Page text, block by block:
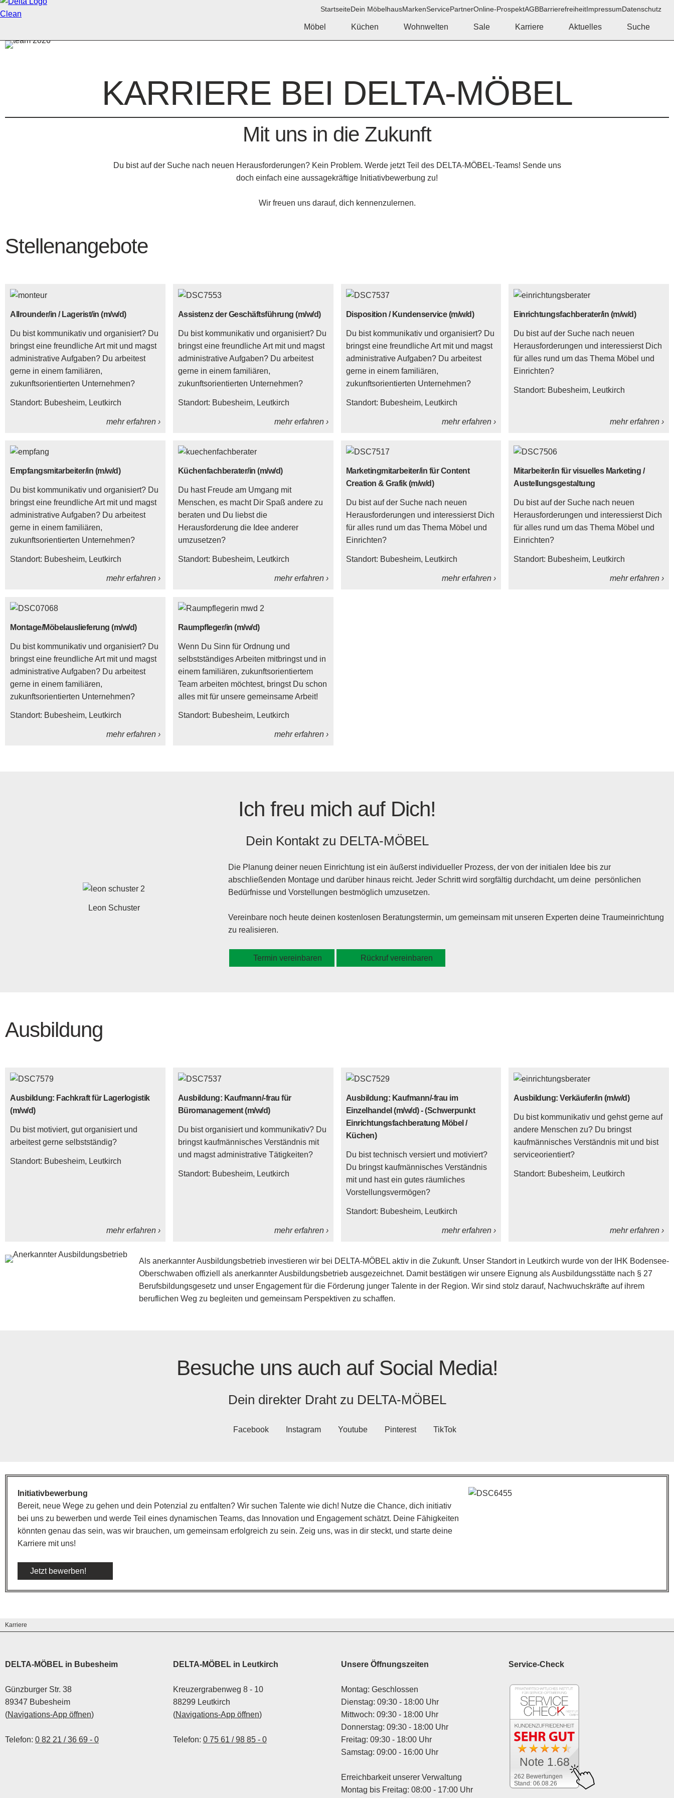
Möbel Küchen Wohnwelten Sale Karriere Aktuelles Suche
StartseiteDein MöbelhausMarkenServicePartnerOnline-ProspektAGBBarrierefreiheitImpressumDatenschutz
KARRIERE BEI DELTA-MÖBEL
Mit uns in die Zukunft
Du bist auf der Suche nach neuen Herausforderungen? Kein Problem. Werde jetzt Teil des DELTA-MÖBEL-Teams! Sende uns
doch einfach eine aussagekräftige Initiativbewerbung zu!
Wir freuen uns darauf, dich kennenzulernen.
Stellenangebote
Allrounder/in / Lagerist/in (m/w/d)
Du bist kommunikativ und organisiert? Du
bringst eine freundliche Art mit und magst
administrative Aufgaben? Du arbeitest
gerne in einem familiären,
zukunftsorientierten Unternehmen?
Standort: Bubesheim Leutkirch
mehr erfahren ›
Assistenz der Geschäftsführung (m/w/d)
Du bist kommunikativ und organisiert? Du
bringst eine freundliche Art mit und magst
administrative Aufgaben? Du arbeitest
gerne in einem familiären,
zukunftsorientierten Unternehmen?
Standort: Bubesheim Leutkirch
mehr erfahren ›
Disposition / Kundenservice (m/w/d)
Du bist kommunikativ und organisiert? Du
bringst eine freundliche Art mit und magst
administrative Aufgaben? Du arbeitest
gerne in einem familiären,
zukunftsorientierten Unternehmen?
Standort: Bubesheim Leutkirch
mehr erfahren ›
Einrichtungsfachberater/in (m/w/d)
Du bist auf der Suche nach neuen
Herausforderungen und interessierst Dich
für alles rund um das Thema Möbel und
Einrichten?
Standort: Bubesheim Leutkirch
mehr erfahren ›
Empfangsmitarbeiter/in (m/w/d)
Du bist kommunikativ und organisiert? Du
bringst eine freundliche Art mit und magst
administrative Aufgaben? Du arbeitest
gerne in einem familiären,
zukunftsorientierten Unternehmen?
Standort: Bubesheim Leutkirch
mehr erfahren ›
Küchenfachberater/in (m/w/d)
Du hast Freude am Umgang mit
Menschen, es macht Dir Spaß andere zu
beraten und Du liebst die
Herausforderung die Idee anderer
umzusetzen?
Standort: Bubesheim Leutkirch
mehr erfahren ›
Marketingmitarbeiter/in für Content
Creation & Grafik (m/w/d)
Du bist auf der Suche nach neuen
Herausforderungen und interessierst Dich
für alles rund um das Thema Möbel und
Einrichten?
Standort: Bubesheim Leutkirch
mehr erfahren ›
Mitarbeiter/in für visuelles Marketing /
Austellungsgestaltung
Du bist auf der Suche nach neuen
Herausforderungen und interessierst Dich
für alles rund um das Thema Möbel und
Einrichten?
Standort: Bubesheim Leutkirch
mehr erfahren ›
Montage/Möbelauslieferung (m/w/d)
Du bist kommunikativ und organisiert? Du
bringst eine freundliche Art mit und magst
administrative Aufgaben? Du arbeitest
gerne in einem familiären,
zukunftsorientierten Unternehmen?
Standort: Bubesheim Leutkirch
mehr erfahren ›
Raumpfleger/in (m/w/d)
Wenn Du Sinn für Ordnung und
selbstständiges Arbeiten mitbringst und in
einem familiären, zukunftsorientiertem
Team arbeiten möchtest, bringst Du schon
alles mit für unsere gemeinsame Arbeit!
Standort: Bubesheim Leutkirch
mehr erfahren ›
Ich freu mich auf Dich!
Dein Kontakt zu DELTA-MÖBEL
Leon Schuster
Die Planung deiner neuen Einrichtung ist ein äußerst individueller Prozess, der von der initialen Idee bis zur
abschließenden Montage und darüber hinaus reicht. Jeder Schritt wird sorgfältig durchdacht, um deine persönlichen
Bedürfnisse und Vorstellungen bestmöglich umzusetzen.
Vereinbare noch heute deinen kostenlosen Beratungstermin, um gemeinsam mit unseren Experten deine Traumeinrichtung
zu realisieren.
Termin vereinbaren Rückruf vereinbaren
Ausbildung
Ausbildung: Fachkraft für Lagerlogistik
(m/w/d)
Du bist motiviert, gut organisiert und
arbeitest gerne selbstständig?
Standort: Bubesheim Leutkirch
mehr erfahren ›
Ausbildung: Kaufmann/-frau für
Büromanagement (m/w/d)
Du bist organisiert und kommunikativ? Du
bringst kaufmännisches Verständnis mit
und magst administrative Tätigkeiten?
Standort: Bubesheim Leutkirch
mehr erfahren ›
Ausbildung: Kaufmann/-frau im
Einzelhandel (m/w/d) - (Schwerpunkt
Einrichtungsfachberatung Möbel /
Küchen)
Du bist technisch versiert und motiviert?
Du bringst kaufmännisches Verständnis
mit und hast ein gutes räumliches
Vorstellungsvermögen?
Standort: Bubesheim Leutkirch
mehr erfahren ›
Ausbildung: Verkäufer/in (m/w/d)
Du bist kommunikativ und gehst gerne auf
andere Menschen zu? Du bringst
kaufmännisches Verständnis mit und bist
serviceorientiert?
Standort: Bubesheim Leutkirch
mehr erfahren ›
Als anerkannter Ausbildungsbetrieb investieren wir bei DELTA-MÖBEL aktiv in die Zukunft. Unser Standort in Leutkirch wurde von der IHK Bodensee-
Oberschwaben offiziell als anerkannter Ausbildungsbetrieb ausgezeichnet. Damit bestätigen wir unsere Eignung als Ausbildungsstätte nach § 27
Berufsbildungsgesetz und unser Engagement für die Förderung junger Talente in der Region. Wir sind stolz darauf, Nachwuchskräfte auf ihrem
beruflichen Weg zu begleiten und gemeinsam Perspektiven zu schaffen.
Besuche uns auch auf Social Media!
Dein direkter Draht zu DELTA-MÖBEL
Facebook Instagram Youtube Pinterest TikTok
Initiativbewerbung
Bereit, neue Wege zu gehen und dein Potenzial zu entfalten? Wir suchen Talente wie dich! Nutze die Chance, dich initiativ
bei uns zu bewerben und werde Teil eines dynamischen Teams, das Innovation und Engagement schätzt. Deine Fähigkeiten
könnten genau das sein, was wir brauchen, um gemeinsam erfolgreich zu sein. Zeig uns, was in dir steckt, und starte deine
Karriere mit uns!
Jetzt bewerben!
Karriere
DELTA-MÖBEL in Bubesheim
Günzburger Str. 38
89347 Bubesheim
(Navigations-App öffnen)
Telefon: 0 82 21 / 36 69 - 0
DELTA-MÖBEL in Leutkirch
Kreuzergrabenweg 8 - 10
88299 Leutkirch
(Navigations-App öffnen)
Telefon: 0 75 61 / 98 85 - 0
Unsere Öffnungszeiten
Montag: Geschlossen
Dienstag: 09:30 - 18:00 Uhr
Mittwoch: 09:30 - 18:00 Uhr
Donnerstag: 09:30 - 18:00 Uhr
Freitag: 09:30 - 18:00 Uhr
Samstag: 09:00 - 16:00 Uhr
Erreichbarkeit unserer Verwaltung
Montag bis Freitag: 08:00 - 17:00 Uhr
Service-Check
262 Bewertungen
Stand: 06.08.26
Note 1.68